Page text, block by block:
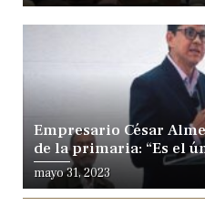
Empresario César
de la primaria: “Es el
gente distinta al poder”
mayo 31, 2023